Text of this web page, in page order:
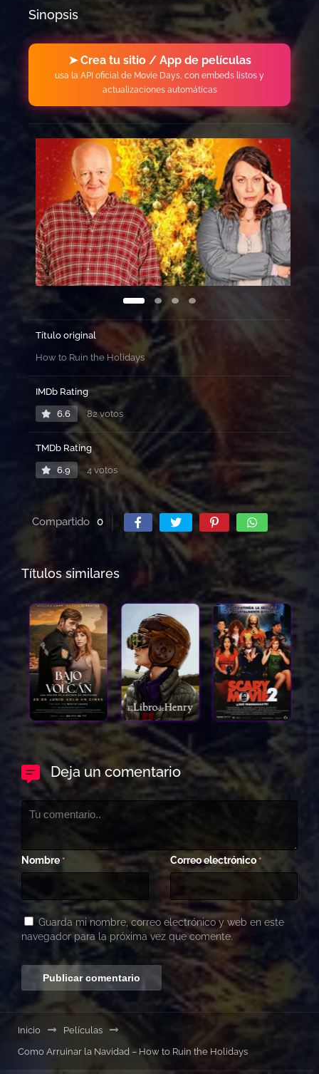
Sinopsis
➤ Crea tu sitio / App de películas
usa la API oficial de Movie Days, con embeds listos y
actualizaciones automáticas
Título original
How to Ruin the Holidays
IMDb Rating
6.6 82 votos
TMDb Rating
6.9 4 votos
Compartido 0
Títulos similares
Deja un comentario
Nombre * Correo electrónico *
Guarda mi nombre, correo electrónico y web en este
navegador para la próxima vez que comente.
Inicio
Películas
Como Arruinar la Navidad – How to Ruin the Holidays